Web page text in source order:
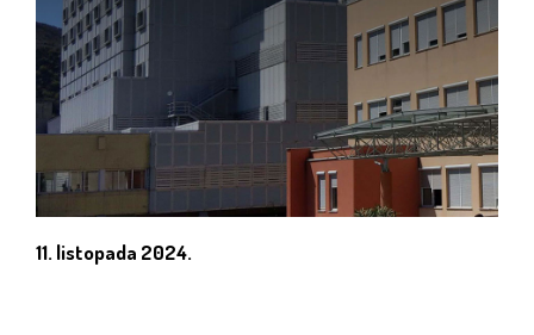
11. listopada 2024.